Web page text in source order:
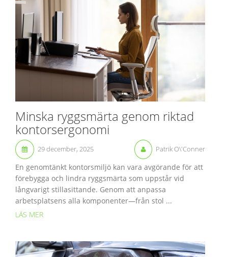
Minska ryggsmärta genom riktad
kontorsergonomi
29 december, 2025 Patrik O\'Conner
En genomtänkt kontorsmiljö kan vara avgörande för att
förebygga och lindra ryggsmärta som uppstår vid
långvarigt stillasittande. Genom att anpassa
arbetsplatsens alla komponenter—från stol ...
LÄS MER